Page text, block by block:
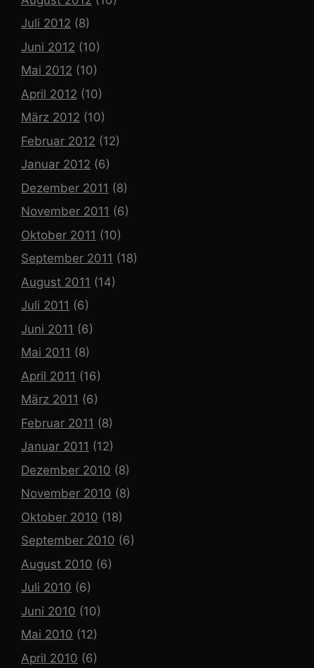
Juli 2012 (8)
Juni 2012 (10)
Mai 2012 (10)
April 2012 (10)
März 2012 (10)
Februar 2012 (12)
Januar 2012 (6)
Dezember 2011 (8)
November 2011 (6)
Oktober 2011 (10)
September 2011 (18)
August 2011 (14)
Juli 2011 (6)
Juni 2011 (6)
Mai 2011 (8)
April 2011 (16)
März 2011 (6)
Februar 2011 (8)
Januar 2011 (12)
Dezember 2010 (8)
November 2010 (8)
Oktober 2010 (18)
September 2010 (6)
August 2010 (6)
Juli 2010 (6)
Juni 2010 (10)
Mai 2010 (12)
April 2010 (6)